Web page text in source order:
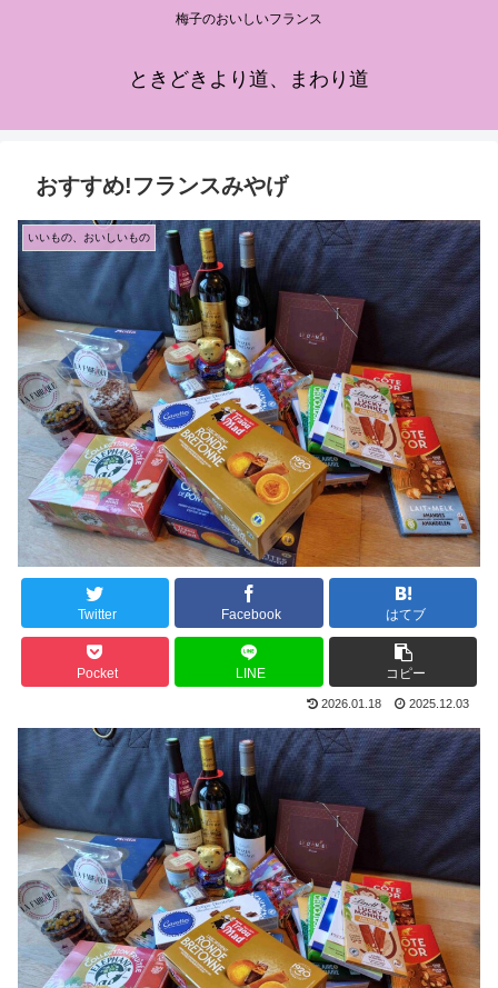
梅子のおいしいフランス
ときどきより道、まわり道
おすすめ!フランスみやげ
いいもの、おいしいもの
Twitter Facebook はてブ
Pocket LINE コピー
2026.01.18 2025.12.03